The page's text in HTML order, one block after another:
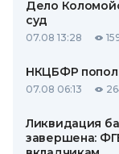
Дело
суд
07.08 13:28
НКЦБФР
07.08 06:13
Ликвидация
завершена: